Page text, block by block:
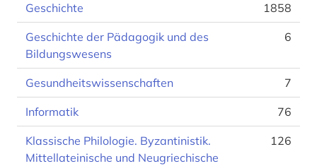
Geschichte 1858
Geschichte der Pädagogik und des
Bildungswesens
6
Gesundheitswissenschaften 7
Informatik 76
Klassische Philologie. Byzantinistik.
Mittellateinische und Neugriechische
126